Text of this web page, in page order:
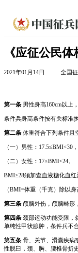
《应征公民
2021年01月14日 全国
第一条 男性身高160cm以上
条件兵身高条件按有关标准执
第二条 体重符合下列条件且
（一）男性：17.5≤BMI<30
（二）女性：17≤BMI<24。
BMI≥28须加查血液糖化血红
（BMI=体重（千克）除以身
第三条 颅脑外伤，颅脑畸形
第四条 颈部运动功能受限，
单纯性甲状腺肿，条件兵不合
第五条 骨、关节、滑囊疾病
性脱臼，颈、胸、腰椎骨折